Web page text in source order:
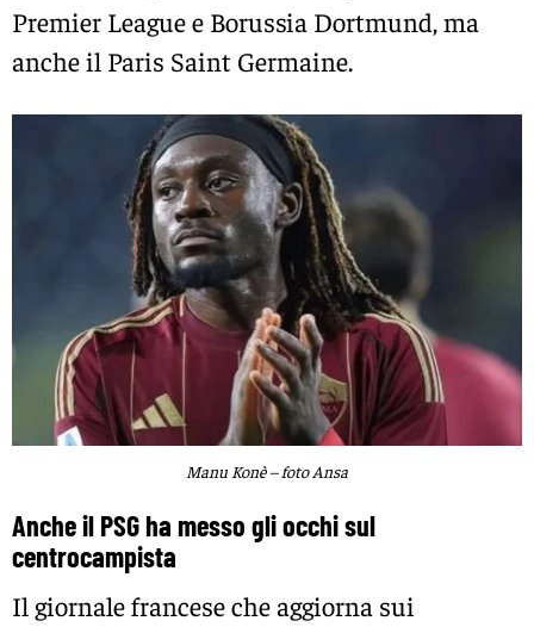
Premier League e Borussia Dortmund, ma
anche il Paris Saint Germaine.
Manu Konè – foto Ansa
Anche il PSG ha messo gli occhi sul
centrocampista
Il giornale francese che aggiorna sui